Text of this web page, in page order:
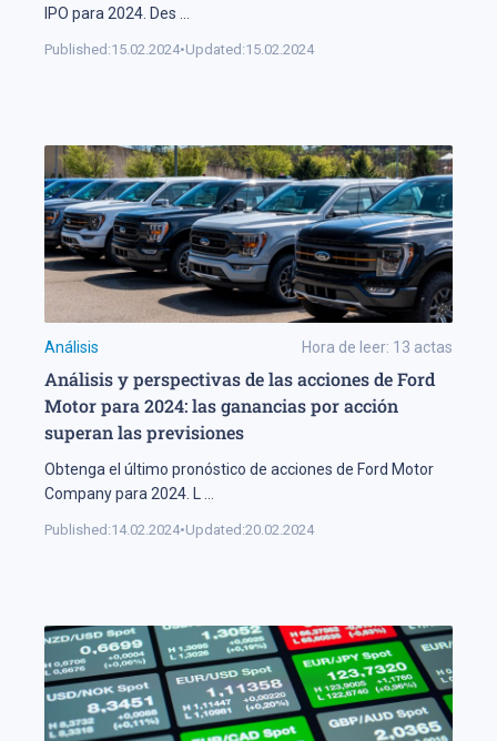
IPO para 2024. Des
Published:15.02.2024•Updated:15.02.2024
Análisis Hora de leer: 13 actas
Análisis y perspectivas de las acciones de Ford
Motor para 2024: las ganancias por acción
superan las previsiones
Obtenga el último pronóstico de acciones de Ford Motor
Company para 2024. L
Published:14.02.2024•Updated:20.02.2024